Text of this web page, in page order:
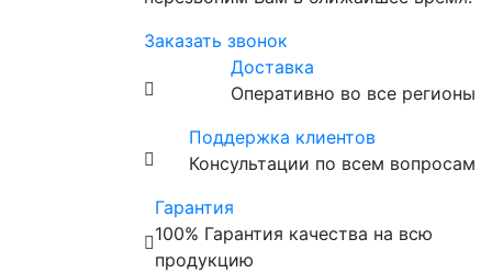
Заказать звонок
Доставка
Оперативно во все регионы
Поддержка клиентов
Консультации по всем вопросам
Гарантия
100% Гарантия качества на всю
продукцию